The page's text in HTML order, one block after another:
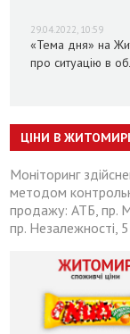
29.04.2022, 10:59
«Тема дня» на
про ситуацію в
ЦІНИ В ЖИТОМИРІ
Моніторинг
методом
продажу: АТБ, пр.
пр. Незалежності,